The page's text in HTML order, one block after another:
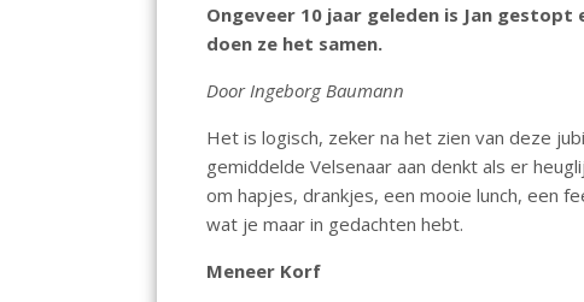
k p
Ongeveer 10 jaar geleden is Jan
doen ze het samen.
Door Ingeborg Baumann
Het is logisch, zeker na het zien van deze
gemiddelde Velsenaar aan denkt als er
om hapjes, drankjes, een mooie lunch, een
wat je maar in gedachten hebt.
Meneer Korf